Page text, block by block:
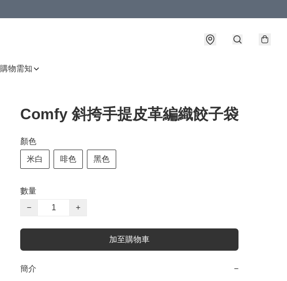
購物需知
Comfy 斜挎手提皮革編織餃子袋
顏色
米白 啡色 黑色
數量
−
+
加至購物車
簡介 −